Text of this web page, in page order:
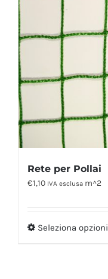
Rete per Pollai
€1,10 IVA esclusa m^2
Seleziona opzioni